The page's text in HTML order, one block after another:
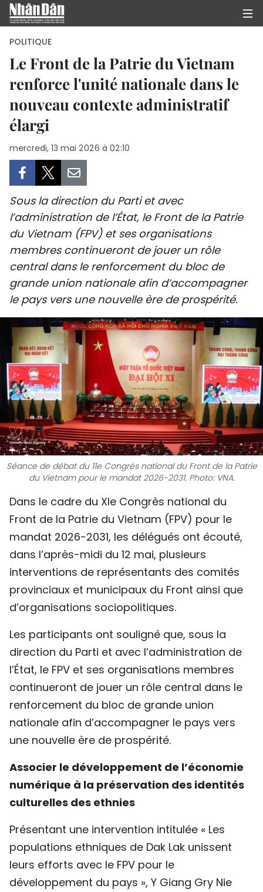
PAGE D'ACCUEIL
POLITIQUE
CULTURE
TOURISME
ENVIRONNEMENT
SPORT
FRANCOPHONIE
PAYS NATAL
INTERNATIONAL
MÉGASTORIE
INFOGRAPHIE
PHOTO
VIDÉO
À PROPOS DU "PEUPLE"
TIẾNG VIỆT
ENGLISH
中文
ESPAÑOL
POLITIQUE
Le Front de la Patrie du Vietnam
renforce l'unité nationale dans le
nouveau contexte administratif
élargi
mercredi, 13 mai 2026 à 02:10
Sous la direction du Parti et avec
l’administration de l’État, le Front de la Patrie
du Vietnam (FPV) et ses organisations
membres continueront de jouer un rôle
central dans le renforcement du bloc de
grande union nationale afin d’accompagner
le pays vers une nouvelle ère de prospérité.
Séance de débat du 11e Congrès national du Front de la Patrie
du Vietnam pour le mandat 2026-2031. Photo: VNA.
Dans le cadre du XIe Congrès national du
Front de la Patrie du Vietnam (FPV) pour le
mandat 2026-2031, les délégués ont écouté,
dans l’après-midi du 12 mai, plusieurs
interventions de représentants des comités
provinciaux et municipaux du Front ainsi que
d’organisations sociopolitiques.
Les participants ont souligné que, sous la
direction du Parti et avec l’administration de
l’État, le FPV et ses organisations membres
continueront de jouer un rôle central dans le
renforcement du bloc de grande union
nationale afin d’accompagner le pays vers
une nouvelle ère de prospérité.
Associer le développement de l’économie
numérique à la préservation des identités
culturelles des ethnies
Présentant une intervention intitulée « Les
populations ethniques de Dak Lak unissent
leurs efforts avec le FPV pour le
développement du pays », Y Giang Gry Nie